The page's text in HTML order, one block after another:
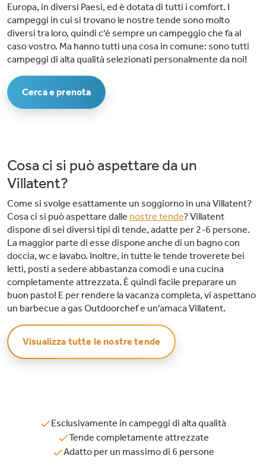
Europa, in diversi Paesi, ed è dotata di tutti i comfort. I
campeggi in cui si trovano le nostre tende sono molto
diversi tra loro, quindi c'è sempre un campeggio che fa al
caso vostro. Ma hanno tutti una cosa in comune: sono tutti
campeggi di alta qualità selezionati personalmente da noi!
Cerca e prenota
Cosa ci si può aspettare da un
Villatent?
Come si svolge esattamente un soggiorno in una Villatent?
Cosa ci si può aspettare dalle nostre tende? Villatent
dispone di sei diversi tipi di tende, adatte per 2-6 persone.
La maggior parte di esse dispone anche di un bagno con
doccia, wc e lavabo. Inoltre, in tutte le tende troverete bei
letti, posti a sedere abbastanza comodi e una cucina
completamente attrezzata. È quindi facile preparare un
buon pasto! E per rendere la vacanza completa, vi aspettano
un barbecue a gas Outdoorchef e un'amaca Villatent.
Visualizza tutte le nostre tende
Esclusivamente in campeggi di alta qualità
Tende completamente attrezzate
Adatto per un massimo di 6 persone